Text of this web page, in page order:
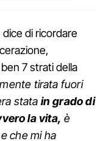
dice di ricordare
7 strati della
tirata fuori
stata in grado di
la vita, è
che mi ha